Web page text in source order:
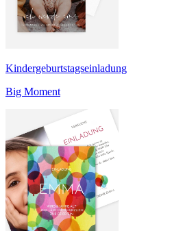
Kindergeburtstagseinladung
Big Moment